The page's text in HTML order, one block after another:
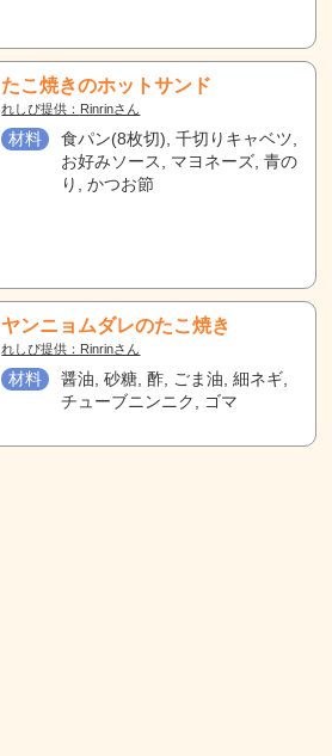
たこ焼きのホットサンド
れしぴ提供：Rinrinさん
材料
食パン(8枚切), 千切りキャベツ,
お好みソース, マヨネーズ, 青の
り, かつお節
ヤンニョムダレのたこ焼き
れしぴ提供：Rinrinさん
材料
醤油, 砂糖, 酢, ごま油, 細ネギ,
チューブニンニク, ゴマ